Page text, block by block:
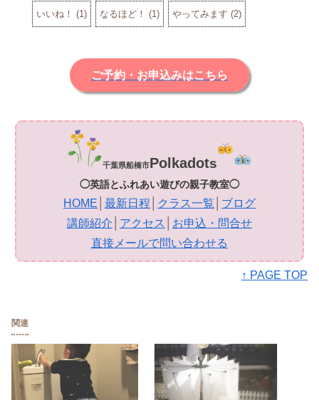
いいね！ (1) なるほど！ (1) やってみます (2)
ご予約・お申込みはこちら
千葉県船橋市Polkadots
◯英語とふれあい遊びの親子教室◯
HOME 最新日程 クラス一覧
ブログ
講師紹介
アクセス
お申込・問合せ
直接メールで問い合わせる
↑ PAGE TOP
関連